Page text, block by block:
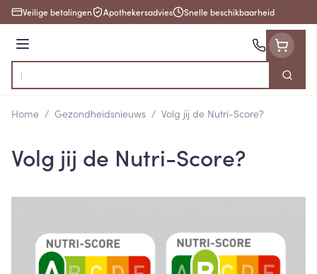
Ga naar de inhoud
Veilige betalingen Apothekersadvies Snelle beschikbaarheid
Menu
Product, merk, categorie...
Zoek
Home / Gezondheidsnieuws / Volg jij de Nutri-Score?
Volg jij de Nutri-Score?